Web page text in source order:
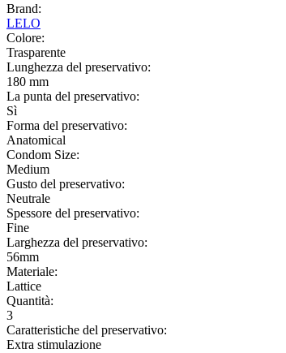
Brand:
LELO
Colore:
Trasparente
Lunghezza del preservativo:
180 mm
La punta del preservativo:
Sì
Forma del preservativo:
Anatomical
Condom Size:
Medium
Gusto del preservativo:
Neutrale
Spessore del preservativo:
Fine
Larghezza del preservativo:
56mm
Materiale:
Lattice
Quantità:
3
Caratteristiche del preservativo:
Extra stimulazione